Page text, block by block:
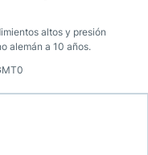
altos y presión
alemán a 10 años.